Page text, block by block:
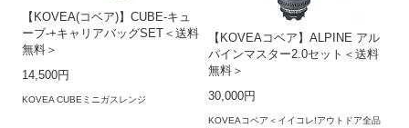
【KOVEA(コベア)】CUBE-キュ
ーブ-+キャリアバッグSET＜送料
無料＞
14,500円
KOVEA CUBEミニガスレンジ
【KOVEAコベア】ALPINE アル
パインマスター2.0セット＜送料
無料＞
30,000円
KOVEAコベア＜イイコレ!アウトドア全品